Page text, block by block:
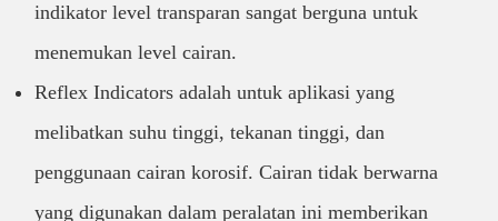
indikator level transparan sangat berguna untuk
menemukan level cairan.
Reflex Indicators adalah untuk aplikasi yang
melibatkan suhu tinggi, tekanan tinggi, dan
penggunaan cairan korosif. Cairan tidak berwarna
yang digunakan dalam peralatan ini memberikan